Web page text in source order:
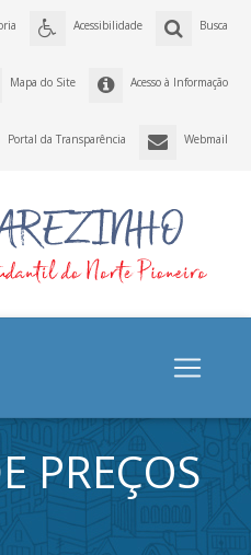
Busca
Acessibilidade
Acesso à Informação
Mapa do Site
Webmail
Portal da Transparência
PREÇOS